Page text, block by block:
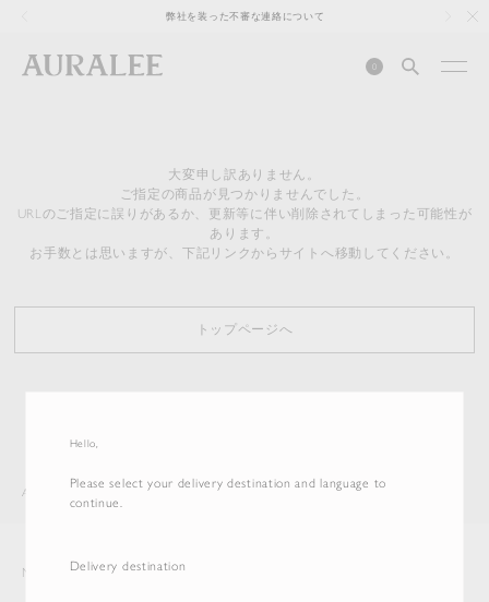
Hello,
Please select your delivery destination and language to
continue.
Delivery destination
弊社を装った不審な連絡について
0
大変申し訳ありません。
ご指定の商品が見つかりませんでした。
URLのご指定に誤りがあるか、更新等に伴い削除されてしまった可能性が
あります。
お手数とは思いますが、下記リンクからサイトへ移動してください。
トップページへ
AURALEE ITEM
Newsletter